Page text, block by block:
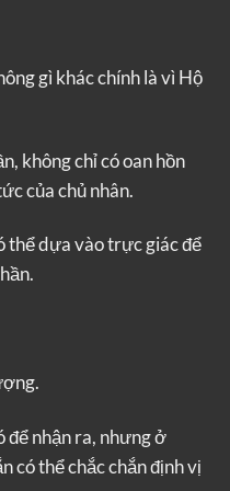
gì khác chính là vì Hộ
không chỉ có oan hồn
của chủ nhân.
thể dựa vào trực giác để
để nhận ra, nhưng ở
có thể chắc chắn định vị